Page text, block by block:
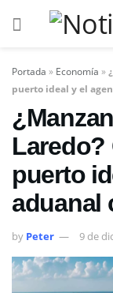
Portada » Economía »
puerto ideal y el
Laredo?
puerto
aduanal
by Peter 9 de